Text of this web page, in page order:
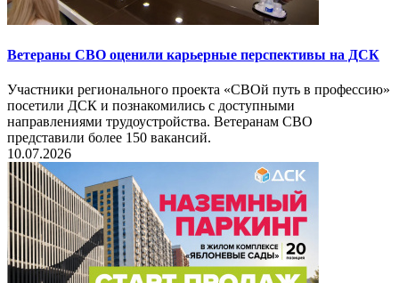
Ветераны СВО оценили карьерные перспективы на ДСК
Участники регионального проекта «СВОй путь в профессию»
посетили ДСК и познакомились с доступными
направлениями трудоустройства. Ветеранам СВО
представили более 150 вакансий.
10.07.2026